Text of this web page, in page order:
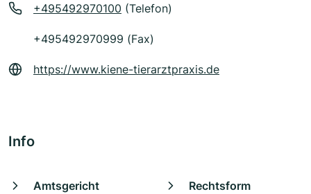
+495492970100 (Telefon)
+495492970999 (Fax)
https://www.kiene-tierarztpraxis.de
Info
Amtsgericht
Rechtsform